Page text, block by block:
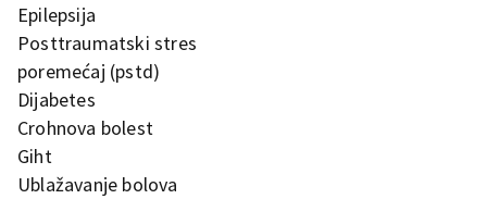
Epilepsija
Posttraumatski stres
poremećaj (pstd)
Dijabetes
Crohnova bolest
Giht
Ublažavanje bolova